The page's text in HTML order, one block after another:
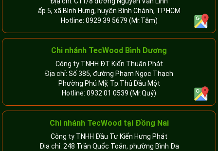
ấp 5, xã Bình Hưng, huyện Bình Chánh, TP.HCM
Hotline: 0929 39 5679 (Mr.Tâm)
Chi nhánh TecWood Bình Dương
Công ty TNHH ĐT Kiến Thuận Phát
Địa chỉ: Số 385, đường Phạm Ngọc Thạch
Phường Phú Mỹ, Tp.Thủ Dầu Một
Hotline: 0932 01 0539 (Mr.Quý)
Chi nhánh TecWood tại Đồng Nai
Công ty TNHH Đầu Tư Kiến Hưng Phát
Địa chỉ: 248 Trần Quốc Toản, phường Bình Đa